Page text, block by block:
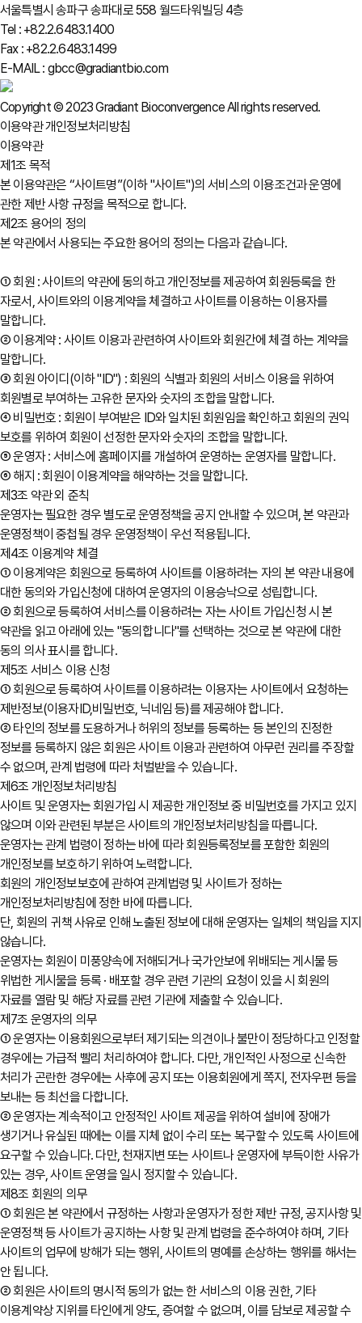
서울특별시 송파구 송파대로 558 월드타워빌딩 4층
Tel : +82.2.6483.1400
Fax : +82.2.6483.1499
E-MAIL : gbcc@gradiantbio.com
Copyright © 2023 Gradiant Bioconvergence All rights reserved.
이용약관개인정보처리방침
이용약관
제1조 목적
본 이용약관은 “사이트명”(이하 "사이트")의 서비스의 이용조건과 운영에
관한 제반 사항 규정을 목적으로 합니다.
제2조 용어의 정의
본 약관에서 사용되는 주요한 용어의 정의는 다음과 같습니다.
① 회원 : 사이트의 약관에 동의하고 개인정보를 제공하여 회원등록을 한
자로서, 사이트와의 이용계약을 체결하고 사이트를 이용하는 이용자를
말합니다.
② 이용계약 : 사이트 이용과 관련하여 사이트와 회원간에 체결 하는 계약을
말합니다.
③ 회원 아이디(이하 "ID") : 회원의 식별과 회원의 서비스 이용을 위하여
회원별로 부여하는 고유한 문자와 숫자의 조합을 말합니다.
④ 비밀번호 : 회원이 부여받은 ID와 일치된 회원임을 확인하고 회원의 권익
보호를 위하여 회원이 선정한 문자와 숫자의 조합을 말합니다.
⑤ 운영자 : 서비스에 홈페이지를 개설하여 운영하는 운영자를 말합니다.
⑥ 해지 : 회원이 이용계약을 해약하는 것을 말합니다.
제3조 약관 외 준칙
운영자는 필요한 경우 별도로 운영정책을 공지 안내할 수 있으며, 본 약관과
운영정책이 중첩될 경우 운영정책이 우선 적용됩니다.
제4조 이용계약 체결
① 이용계약은 회원으로 등록하여 사이트를 이용하려는 자의 본 약관 내용에
대한 동의와 가입신청에 대하여 운영자의 이용승낙으로 성립합니다.
② 회원으로 등록하여 서비스를 이용하려는 자는 사이트 가입신청 시 본
약관을 읽고 아래에 있는 "동의합니다"를 선택하는 것으로 본 약관에 대한
동의 의사 표시를 합니다.
제5조 서비스 이용 신청
① 회원으로 등록하여 사이트를 이용하려는 이용자는 사이트에서 요청하는
제반정보(이용자ID,비밀번호, 닉네임 등)를 제공해야 합니다.
② 타인의 정보를 도용하거나 허위의 정보를 등록하는 등 본인의 진정한
정보를 등록하지 않은 회원은 사이트 이용과 관련하여 아무런 권리를 주장할
수 없으며, 관계 법령에 따라 처벌받을 수 있습니다.
제6조 개인정보처리방침
사이트 및 운영자는 회원가입 시 제공한 개인정보 중 비밀번호를 가지고 있지
않으며 이와 관련된 부분은 사이트의 개인정보처리방침을 따릅니다.
운영자는 관계 법령이 정하는 바에 따라 회원등록정보를 포함한 회원의
개인정보를 보호하기 위하여 노력합니다.
회원의 개인정보보호에 관하여 관계법령 및 사이트가 정하는
개인정보처리방침에 정한 바에 따릅니다.
단, 회원의 귀책 사유로 인해 노출된 정보에 대해 운영자는 일체의 책임을 지지
않습니다.
운영자는 회원이 미풍양속에 저해되거나 국가안보에 위배되는 게시물 등
위법한 게시물을 등록 · 배포할 경우 관련 기관의 요청이 있을 시 회원의
자료를 열람 및 해당 자료를 관련 기관에 제출할 수 있습니다.
제7조 운영자의 의무
① 운영자는 이용회원으로부터 제기되는 의견이나 불만이 정당하다고 인정할
경우에는 가급적 빨리 처리하여야 합니다. 다만, 개인적인 사정으로 신속한
처리가 곤란한 경우에는 사후에 공지 또는 이용회원에게 쪽지, 전자우편 등을
보내는 등 최선을 다합니다.
② 운영자는 계속적이고 안정적인 사이트 제공을 위하여 설비에 장애가
생기거나 유실된 때에는 이를 지체 없이 수리 또는 복구할 수 있도록 사이트에
요구할 수 있습니다. 다만, 천재지변 또는 사이트나 운영자에 부득이한 사유가
있는 경우, 사이트 운영을 일시 정지할 수 있습니다.
제8조 회원의 의무
① 회원은 본 약관에서 규정하는 사항과 운영자가 정한 제반 규정, 공지사항 및
운영정책 등 사이트가 공지하는 사항 및 관계 법령을 준수하여야 하며, 기타
사이트의 업무에 방해가 되는 행위, 사이트의 명예를 손상하는 행위를 해서는
안 됩니다.
② 회원은 사이트의 명시적 동의가 없는 한 서비스의 이용 권한, 기타
이용계약상 지위를 타인에게 양도, 증여할 수 없으며, 이를 담보로 제공할 수